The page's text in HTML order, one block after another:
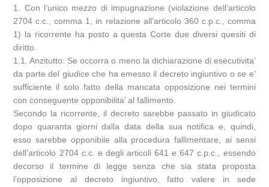
1. Con l’unico mezzo di impugnazione (violazione dell’articolo
2704 c.c., comma 1, in relazione all’articolo 360 c.p.c., comma
1) la ricorrente ha posto a questa Corte due diversi quesiti di
diritto.
1.1. Anzitutto: Se occorra o meno la dichiarazione di esecutivita’
da parte del giudice che ha emesso il decreto ingiuntivo o se e’
sufficiente il solo fatto della mancata opposizione nei termini
con conseguente opponibilita’ al fallimento.
Secondo la ricorrente, il decreto sarebbe passato in giudicato
dopo quaranta giorni dalla data della sua notifica e, quindi,
esso sarebbe opponibile alla procedura fallimentare, ai sensi
dell’articolo 2704 c.c. e degli articoli 641 e 647 c.p.c., essendo
decorso il termine di legge senza che sia stata proposta
l’opposizione al decreto ingiuntivo, fatto valere in sede